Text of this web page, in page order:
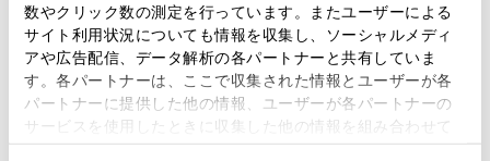
数やクリック数の測定を行っています。またユーザーによる
サイト利用状況についても情報を収集し、ソーシャルメディ
アや広告配信、データ解析の各パートナーと共有していま
す。各パートナーは、ここで収集された情報とユーザーが各
パートナーに提供した他の情報、ユーザーが各パートナーの
サービスを使用したときに収集した他の情報を組み合わせて
使用することがあります。当ウェブサイトの使用を続行する
BODY
TOYOTA CONIQ PRO inc.